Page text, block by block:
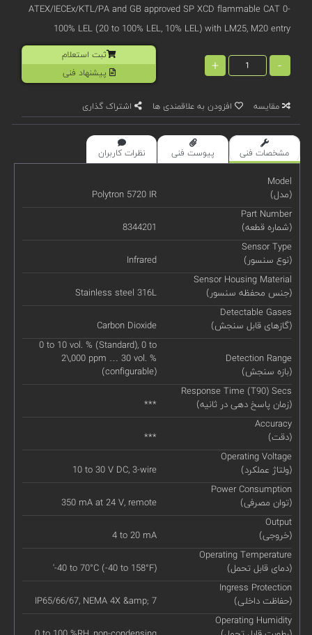
ATEX/IECEx/KTL/PA and GB approved SP XCD flammable CAT 0-
100% LEL (20 to 100% LEL, 10% LEL) with LM25, M20 entry
-
+
ثبت استعلام
پیشنهاد فنی
مقایسه افزودن به علاقمندی ها اشتراک گذاری
مشخصات فنی پیوست فنی نظرات کاربران
Model
(مدل)
Polytron 5720 IR
Part Number
(شماره قطعه)
8344201
Sensor Type
(نوع سنسور)
Infrared
Sensor Housing Material
(جنس محفظه سنسور)
Stainless steel 316L
Detectable Gases
(گازهای قابل سنجش)
Carbon Dioxide
Detection Range
(بازه سنجش)
0 to 10 vol. % (Standard), 0 to
2\,000 ppm … 30 vol. %
(configurable)
Response Time (T90) Secs
(زمان پاسخ دهی در ثانیه)
***
Accuracy
(دقت)
***
Operating Voltage
(ولتاژ عملکرد)
10 to 30 V DC, 3-wire
Power Consumption
(توان مصرفی)
350 mA at 24 V, remote
Output
(خروجی)
4 to 20 mA
Operating Temperature
(دمای قابل تحمل)
'-40 to 70°C (-40 to 158°F)
Ingress Protection
(حفاظت داخلی)
IP65/66/67, NEMA 4X &amp; 7
Operating Humidity